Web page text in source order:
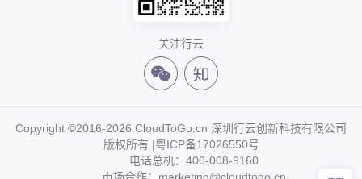
关注行云
Copyright ©2016-2026 CloudToGo.cn 深圳行云创新科技有限公司
版权所有 |粤ICP备17026550号
电话总机：400-008-9160